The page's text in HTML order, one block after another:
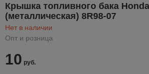
Крышка топливного бака
(металлическая) 8R98-07
Нет в наличии
Опт и розница
10 руб.